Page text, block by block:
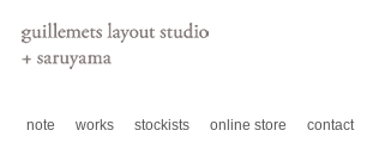
note works stockists online store contact